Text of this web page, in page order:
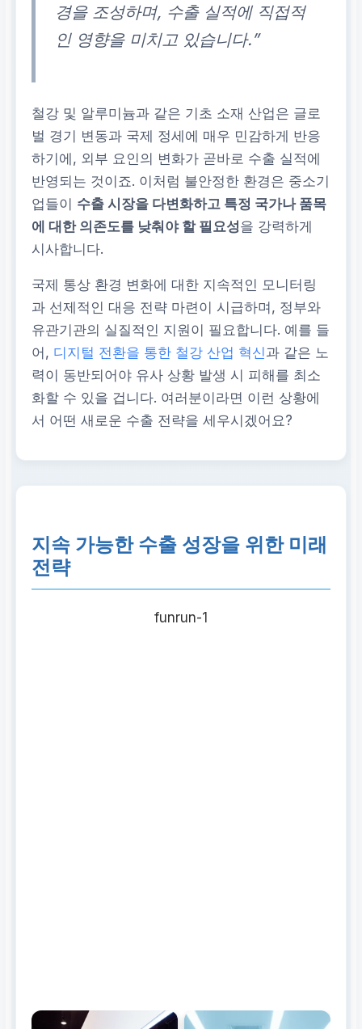
경을 조성하며, 수출 실적에 직접적
인 영향을 미치고 있습니다.”
철강 및 알루미늄과 같은 기초 소재 산업은 글로
벌 경기 변동과 국제 정세에 매우 민감하게 반응
하기에, 외부 요인의 변화가 곧바로 수출 실적에
반영되는 것이죠. 이처럼 불안정한 환경은 중소기
업들이 수출 시장을 다변화하고 특정 국가나 품목
에 대한 의존도를 낮춰야 할 필요성을 강력하게
시사합니다.
국제 통상 환경 변화에 대한 지속적인 모니터링
과 선제적인 대응 전략 마련이 시급하며, 정부와
유관기관의 실질적인 지원이 필요합니다. 예를 들
어, 디지털 전환을 통한 철강 산업 혁신과 같은 노
력이 동반되어야 유사 상황 발생 시 피해를 최소
화할 수 있을 겁니다. 여러분이라면 이런 상황에
서 어떤 새로운 수출 전략을 세우시겠어요?
지속 가능한 수출 성장을 위한 미래
전략
funrun-1